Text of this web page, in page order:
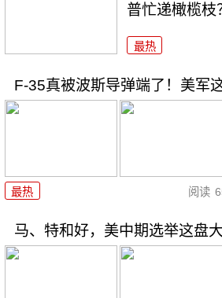
普忙递橄榄枝
最热
F-35真被波斯导弹端了！美军
最热 阅读
马、特和好，美中期选举这盘